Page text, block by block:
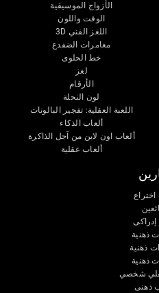
الأزواج الموسيقية
الوقت واللون
اللغز الفني 3D
مغامرات الضفدع
خط الحلوى
لغز
الأرقام
لون النحلة
اللعبة العقلية: تفجير البالونات
ألعاب الذكاء
ألعاب اون لاين من آجل الذاكرة
ألعاب عقلية
اختراع
ذهنية
ذهنية
ذهنية
شخصي
ذهنى